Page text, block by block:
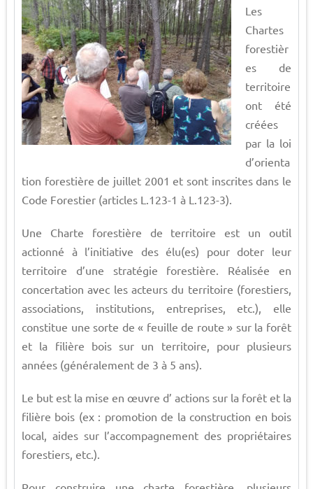
Les
Chartes
forestièr
es de
territoire
ont été
créées
par la loi
d’orienta
tion forestière de juillet 2001 et sont inscrites dans le
Code Forestier (articles L.123-1 à L.123-3).
Une Charte forestière de territoire est un outil
actionné à l’initiative des élu(es) pour doter leur
territoire d’une stratégie forestière. Réalisée en
concertation avec les acteurs du territoire (forestiers,
associations, institutions, entreprises, etc.), elle
constitue une sorte de « feuille de route » sur la forêt
et la filière bois sur un territoire, pour plusieurs
années (généralement de 3 à 5 ans).
Le but est la mise en œuvre d’ actions sur la forêt et la
filière bois (ex : promotion de la construction en bois
local, aides sur l’accompagnement des propriétaires
forestiers, etc.).